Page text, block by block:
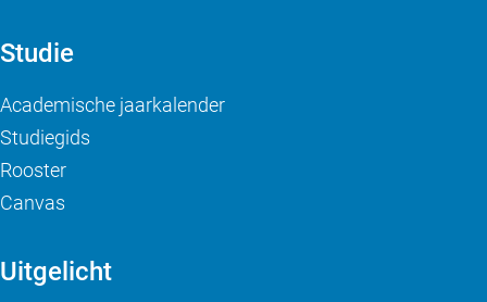
Studie
Academische jaarkalender
Studiegids
Rooster
Canvas
Uitgelicht